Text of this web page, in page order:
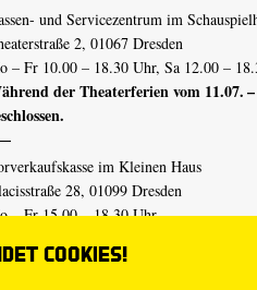
Cookies!
und Servicezentrum im
2, 01067 Dresden
– Fr 10.00 – 18.30 Uhr, Sa 12.00 –
der Theaterferien vom 11.07. –
im Kleinen Haus
28, 01099 Dresden
– Fr 15.00 – 18.30 Uhr